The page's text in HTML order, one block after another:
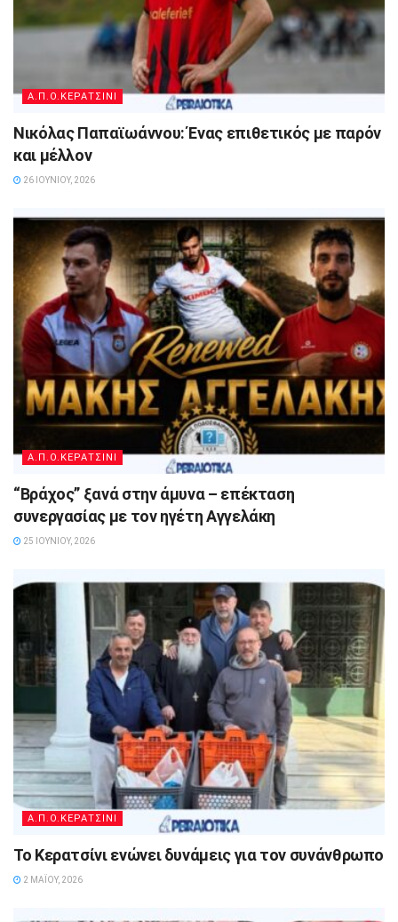
Α.Π.Ο.ΚΕΡΑΤΣΙΝΙ
Νικόλας Παπαϊωάννου: Ένας επιθετικός με παρόν
και μέλλον
26 ΙΟΥΝΊΟΥ, 2026
Α.Π.Ο.ΚΕΡΑΤΣΙΝΙ
“Βράχος” ξανά στην άμυνα – επέκταση
συνεργασίας με τον ηγέτη Αγγελάκη
25 ΙΟΥΝΊΟΥ, 2026
Α.Π.Ο.ΚΕΡΑΤΣΙΝΙ
Το Κερατσίνι ενώνει δυνάμεις για τον συνάνθρωπο
2 ΜΑΪ́ΟΥ, 2026